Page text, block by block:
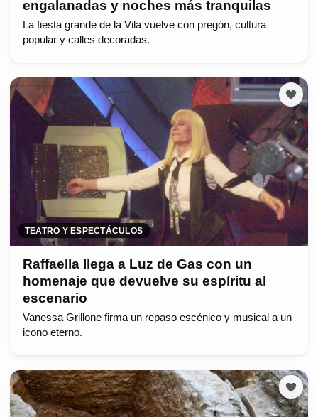
engalanadas y noches más tranquilas
La fiesta grande de la Vila vuelve con pregón, cultura
popular y calles decoradas.
TEATRO Y ESPECTÁCULOS
Raffaella llega a Luz de Gas con un
homenaje que devuelve su espíritu al
escenario
Vanessa Grillone firma un repaso escénico y musical a un
icono eterno.